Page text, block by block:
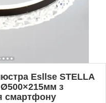
Esllse STELLA
Ø500×215мм з
смартфону